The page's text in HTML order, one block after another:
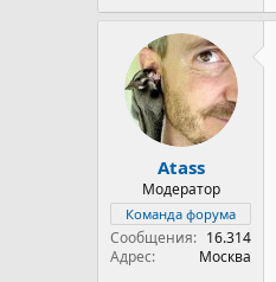
Atass
Модератор
Команда форума
Сообщения
16.314
Адрес
Москва